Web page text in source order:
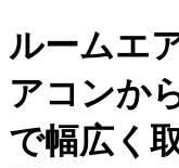
ルームエ
アコンか
で幅広く